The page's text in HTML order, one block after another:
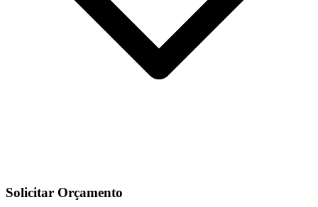
Solicitar Orçamento